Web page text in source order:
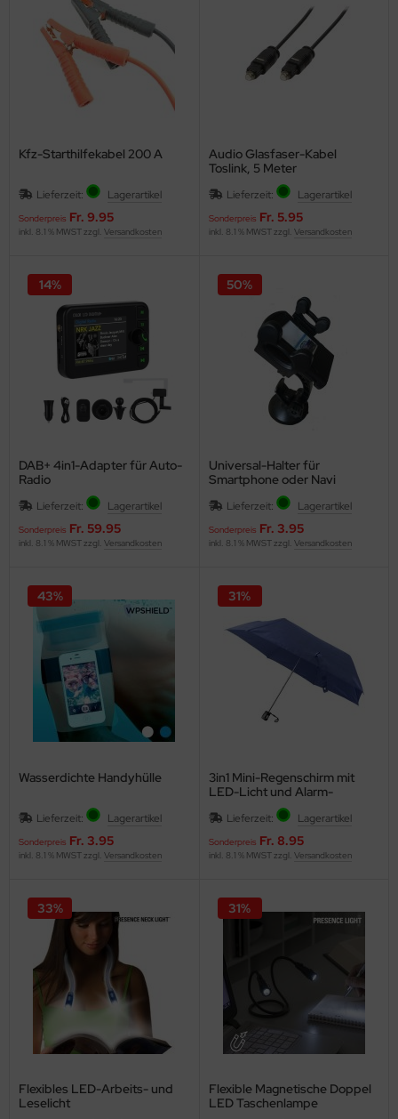
Kfz-Starthilfekabel 200 A
Lieferzeit: Lagerartikel
Sonderpreis Fr. 9.95
inkl. 8.1 % MWST zzgl. Versandkosten
Audio Glasfaser-Kabel
Toslink, 5 Meter
Lieferzeit: Lagerartikel
Sonderpreis Fr. 5.95
inkl. 8.1 % MWST zzgl. Versandkosten
DAB+ 4in1-Adapter für Auto-
Radio
Lieferzeit: Lagerartikel
Sonderpreis Fr. 59.95
14%
inkl. 8.1 % MWST zzgl. Versandkosten
Universal-Halter für
Smartphone oder Navi
Lieferzeit: Lagerartikel
Sonderpreis Fr. 3.95
50%
inkl. 8.1 % MWST zzgl. Versandkosten
Wasserdichte Handyhülle
Lieferzeit: Lagerartikel
Sonderpreis Fr. 3.95
43%
inkl. 8.1 % MWST zzgl. Versandkosten
3in1 Mini-Regenschirm mit
LED-Licht und Alarm-
Lieferzeit: Lagerartikel
Sonderpreis Fr. 8.95
31%
inkl. 8.1 % MWST zzgl. Versandkosten
Flexibles LED-Arbeits- und
Leselicht
33%
Flexible Magnetische Doppel
LED Taschenlampe
31%